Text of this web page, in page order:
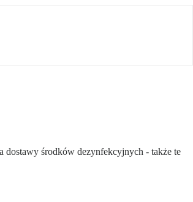
dostawy środków dezynfekcyjnych - także te